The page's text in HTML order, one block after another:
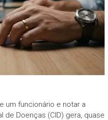
um funcionário e notar a
de Doenças (CID) gera, quase